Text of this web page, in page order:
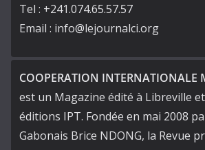
Tel : +241.074.65.57.57
Email : info@lejournalci.org
COOPERATION INTERNATIONALE
est un Magazine édité à Libreville
éditions IPT. Fondée en mai 2008
Gabonais Brice NDONG, la Revue